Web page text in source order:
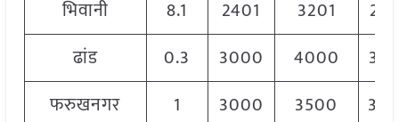
भिवानी
8.1 2401 3201
ढांड
0.3 3000 4000
फरुखनगर
1 3000 3500